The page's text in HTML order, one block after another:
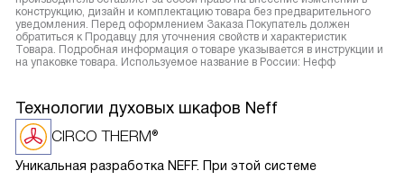
конструкцию, дизайн и комплектацию товара без предварительного
уведомления. Перед оформлением Заказа Покупатель должен
обратиться к Продавцу для уточнения свойств и характеристик
Товара. Подробная информация о товаре указывается в инструкции и
на упаковке товара. Используемое название в России: Нефф
Технологии духовых шкафов Neff
CIRCO THERM®
Уникальная разработка NEFF. При этой системе